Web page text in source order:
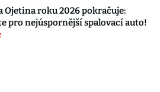
Ojetina roku 2026 pokračuje:
pro nejúspornější spalovací auto!